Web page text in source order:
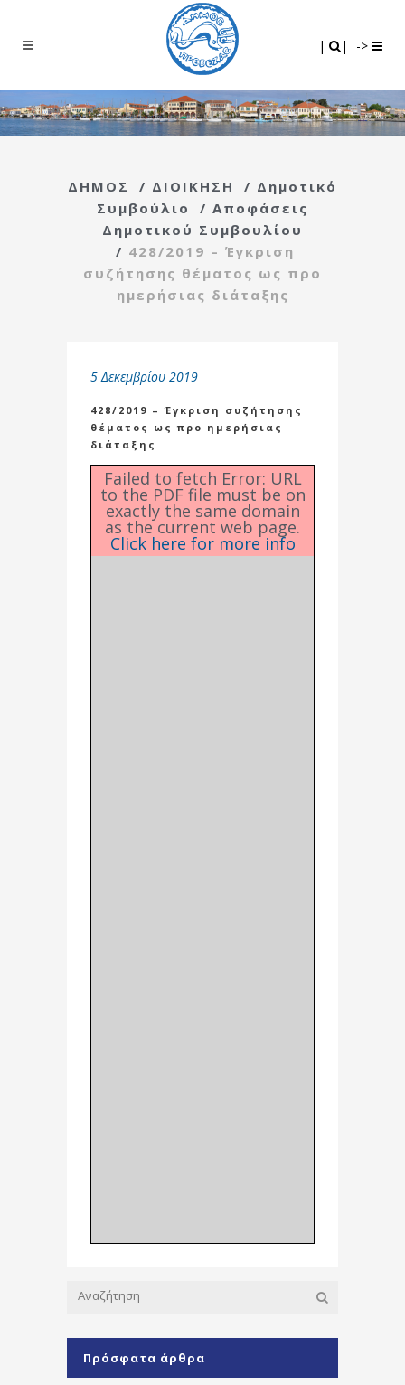
| | ->
ΔΗΜΟΣ / ΔΙΟΙΚΗΣΗ / Δημοτικό
Συμβούλιο
/ Αποφάσεις
Δημοτικού Συμβουλίου
/ 428/2019 – Έγκριση
συζήτησης θέματος ως προ
ημερήσιας διάταξης
5 Δεκεμβρίου 2019
428/2019 – Έγκριση συζήτησης
θέματος ως προ ημερήσιας
διάταξης
Failed to fetch Error: URL
to the PDF file must be on
exactly the same domain
as the current web page.
Click here for more info
Πρόσφατα άρθρα